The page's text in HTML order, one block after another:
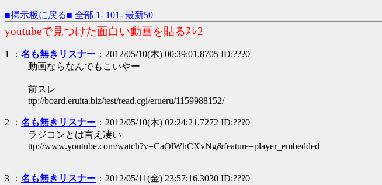
■掲示板に戻る■ 全部 1- 101- 最新50
youtubeで見つけた面白い動画を貼るｽﾚ2
1 ： 名も無きリスナー ：2012/05/10(木) 00:39:01.8705 ID:???0
動画ならなんでもこいやー
前スレ
ttp://board.eruita.biz/test/read.cgi/erueru/1159988152/
2 ： 名も無きリスナー ：2012/05/10(木) 02:24:21.7272 ID:???0
ラジコンとは言え凄い
ttp://www.youtube.com/watch?v=CaOlWhCXvNg&feature=player_embedded
3 ： 名も無きリスナー ：2012/05/11(金) 23:57:16.3030 ID:???0